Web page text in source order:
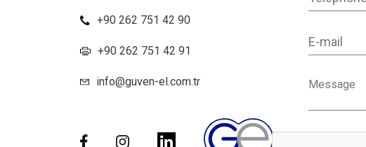
+90 262 751 42 90
+90 262 751 42 91
info@guven-el.com.tr